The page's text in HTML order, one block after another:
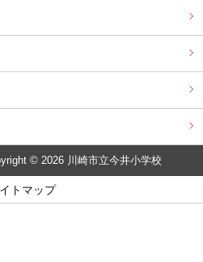
© 2026 川崎市立今井小学校
トマップ